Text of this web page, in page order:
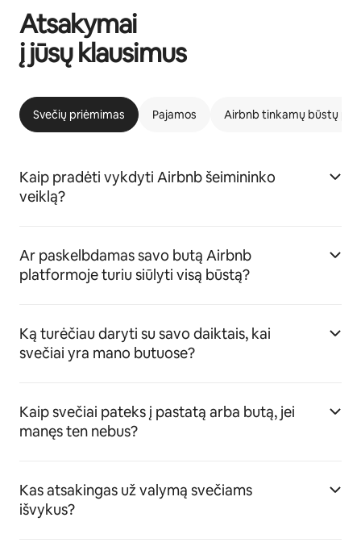
Atsakymai
į jūsų klausimus
Svečių priėmimas Pajamos Airbnb tinkamų būstų
Kaip pradėti vykdyti Airbnb šeimininko
veiklą?
Ar paskelbdamas savo butą Airbnb
platformoje turiu siūlyti visą būstą?
Ką turėčiau daryti su savo daiktais, kai
svečiai yra mano butuose?
Kaip svečiai pateks į pastatą arba butą, jei
manęs ten nebus?
Kas atsakingas už valymą svečiams
išvykus?